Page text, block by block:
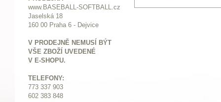
www.BASEBALL-SOFTBALL.cz
Jaselská 18
160 00 Praha 6 - Dejvice
V PRODEJNĚ NEMUSÍ BÝT
VŠE ZBOŽÍ UVEDENÉ
V E-SHOPU.
TELEFONY:
773 337 903
602 383 848